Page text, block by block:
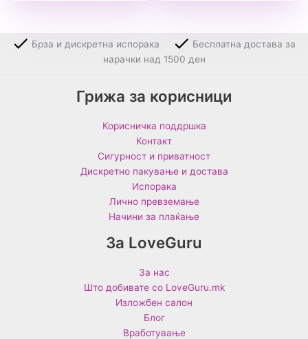
Брза и дискретна испорака
Бесплатна достава за
нарачки над 1500 ден
Грижа за корисници
Корисничка поддршка
Контакт
Сигурност и приватност
Дискретно пакување и достава
Испорака
Лично превземање
Начини за плаќање
За LoveGuru
За нас
Што добивате со LoveGuru.mk
Изложбен салон
Блог
Вработување